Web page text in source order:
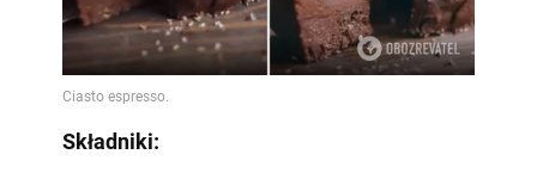
Składniki: